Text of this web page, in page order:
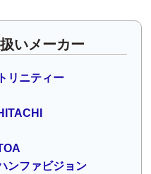
いメーカー
トリニティー
ンファビジョン